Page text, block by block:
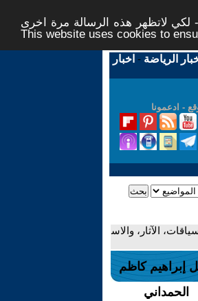
لاتظهر هذه الرسالة مرة اخرى -
This website uses cookies to
الرياضة - اخبار
- ادعمونا
الآثار، والاس
إبراهيم كاظم
الحمداني